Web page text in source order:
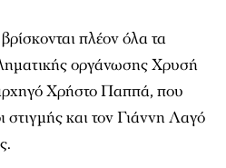
πλέον όλα τα
οργάνωσης Χρυσή
Χρήστο Παππά, που
στιγμής και τον Γιάννη Λαγό